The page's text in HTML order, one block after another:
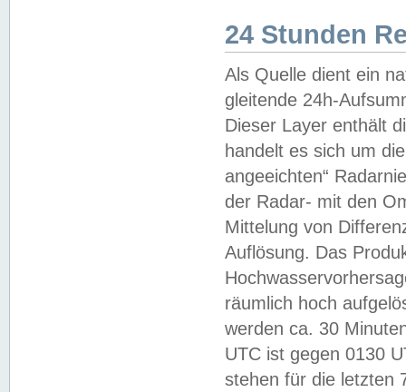
24 Stunden
Als Quelle dient ein
gleitende 24h-
Dieser Layer enthält
handelt es sich um
angeeichten“
der Radar- mit den
Mittelung von
Auflösung. Das
räumlich hoch
werden ca. 30
UTC ist gegen 0130
stehen für die letzten